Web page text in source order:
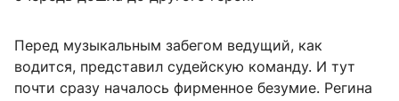
Перед музыкальным забегом ведущий, как
водится, представил судейскую команду. И тут
почти сразу началось фирменное безумие. Регина